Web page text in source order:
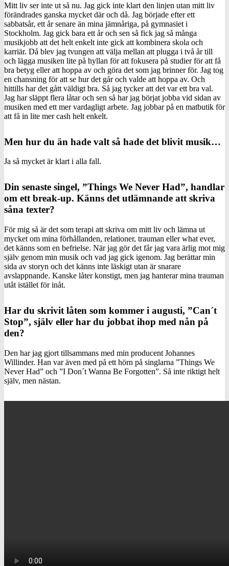
Mitt liv ser inte ut så nu. Jag gick inte klart den linjen utan mitt liv
förändrades ganska mycket där och då. Jag började efter ett
sabbatsår, ett år senare än mina jämnåriga, på gymnasiet i
Stockholm. Jag gick bara ett år och sen så fick jag så många
musikjobb att det helt enkelt inte gick att kombinera skola och
karriär. Då blev jag tvungen att välja mellan att plugga i två år till
och lägga musiken lite på hyllan för att fokusera på studier för att få
bra betyg eller att hoppa av och göra det som jag brinner för. Jag tog
en chansning för att se hur det går och valde att hoppa av. Och
hittills har det gått väldigt bra. Så jag tycker att det var ett bra val.
Jag har släppt flera låtar och sen så har jag börjat jobba vid sidan av
musiken med ett mer vardagligt arbete. Jag jobbar på en matbutik för
att få in lite mer cash helt enkelt.
Men hur du än hade valt så hade det blivit musik…
Ja så mycket är klart i alla fall.
Din senaste singel, ”Things We Never Had”, handlar
om ett break-up. Känns det utlämnande att skriva
såna texter?
För mig så är det som terapi att skriva om mitt liv och lämna ut
mycket om mina förhållanden, relationer, trauman eller what ever,
det känns som en befrielse. När jag gör det får jag vara ärlig mot mig
själv genom min musik och vad jag gick igenom. Jag berättar min
sida av storyn och det känns inte läskigt utan är snarare
avslappnande. Kanske låter konstigt, men jag hanterar mina trauman
utåt istället för inåt.
Har du skrivit låten som kommer i augusti, ”Can´t
Stop”, själv eller har du jobbat ihop med nån på
den?
Den har jag gjort tillsammans med min producent Johannes
Willinder. Han var även med på ett hörn på singlarna ”Things We
Never Had” och ”I Don´t Wanna Be Forgotten”. Så inte riktigt helt
själv, men nästan.